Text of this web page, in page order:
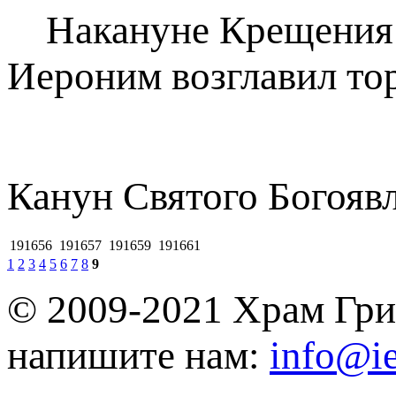
Накануне Крещения
Иероним возглавил
Канун Святого
191656 191657 191659 191661
1 2 3 4 5 6 7 8 9
© 2009-2021 Храм
напишите нам: